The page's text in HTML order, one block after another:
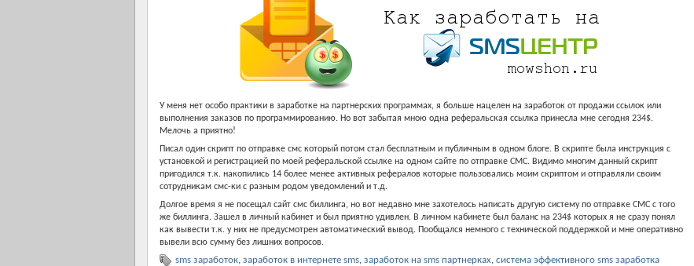
У меня нет особо практики в заработке на партнерских программах, я больше нацелен на заработок от продажи ссылок или
выполнения заказов по программированию. Но вот забытая мною одна реферальская ссылка принесла мне сегодня 234$.
Мелочь а приятно!
Писал один скрипт по отправке смс который потом стал бесплатным и публичным в одном блоге. В скрипте была инструкция с
установкой и регистрацией по моей реферальской ссылке на одном сайте по отправке СМС. Видимо многим данный скрипт
пригодился т.к. накопились 14 более менее активных рефералов которые пользовались моим скриптом и отправляли своим
сотрудникам смс-ки с разным родом уведомлений и т.д.
Долгое время я не посещал сайт смс биллинга, но вот недавно мне захотелось написать другую систему по отправке СМС с того
же биллинга. Зашел в личный кабинет и был приятно удивлен. В личном кабинете был баланс на 234$ которых я не сразу понял
как вывести т.к. у них не предусмотрен автоматический вывод. Пообщался немного с технической поддержкой и мне оперативно
вывели всю сумму без лишних вопросов.
sms заработок, заработок в интернете sms, заработок на sms партнерках, система эффективного sms заработка